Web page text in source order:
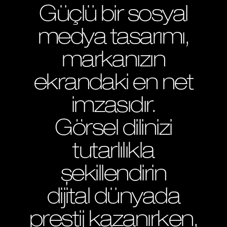
Güçlü bir sosyal
medya tasarımı,
markanızın
ekrandaki en net
imzasıdır.
Görsel dilinizi
tutarlılıkla
şekillendirin
dijital dünyada
prestij kazanırken,